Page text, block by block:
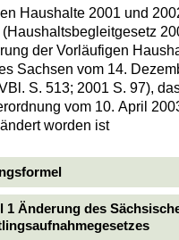
Haushalte 2001 und
der Vorläufigen
Sachsen vom 14.
S. 513; 2001 S. 97),
vom 10. April
worden ist
1 Änderung des